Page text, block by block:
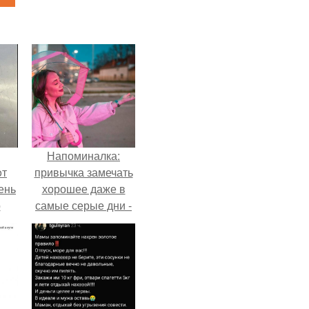
Напоминалка:
привычка замечать
хорошее даже в
самые серые дни -
это не очередная
сказка из книг по
саморазвитию.